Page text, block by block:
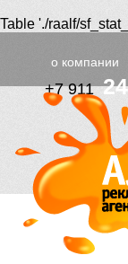
Table './raalf/
о компании
+7 911